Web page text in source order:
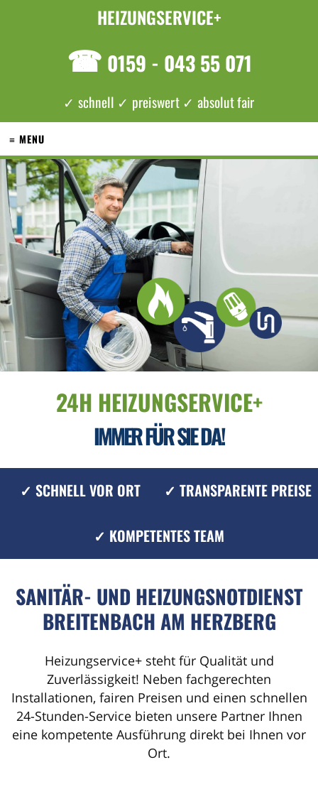
HEIZUNGSERVICE+
☎ 0159 - 043 55 071
✓ schnell ✓ preiswert ✓ absolut fair
≡ MENU
24H HEIZUNGSERVICE+
IMMER FÜR SIE DA!
✓ SCHNELL VOR ORT ✓ TRANSPARENTE PREISE
✓ KOMPETENTES TEAM
SANITÄR- UND HEIZUNGSNOTDIENST
BREITENBACH AM HERZBERG
Heizungservice+ steht für Qualität und
Zuverlässigkeit! Neben fachgerechten
Installationen, fairen Preisen und einen schnellen
24-Stunden-Service bieten unsere Partner Ihnen
eine kompetente Ausführung direkt bei Ihnen vor
Ort.